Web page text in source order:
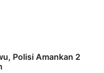
Polisi Amankan 2